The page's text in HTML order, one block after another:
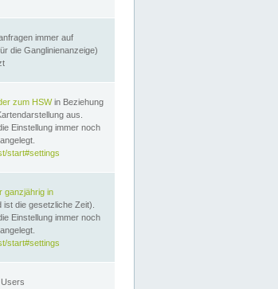
immer auf
die Ganglinienanzeige)
zum HSWin Beziehung
aus.
Einstellung immer noch
start#settings
ganzjährig in
die gesetzliche Zeit).
Einstellung immer noch
start#settings